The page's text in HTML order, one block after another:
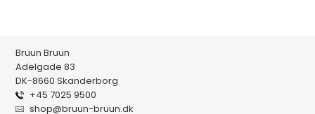
Bruun Bruun
Adelgade 83
DK-8660 Skanderborg
+45 7025 9500
shop@bruun-bruun.dk